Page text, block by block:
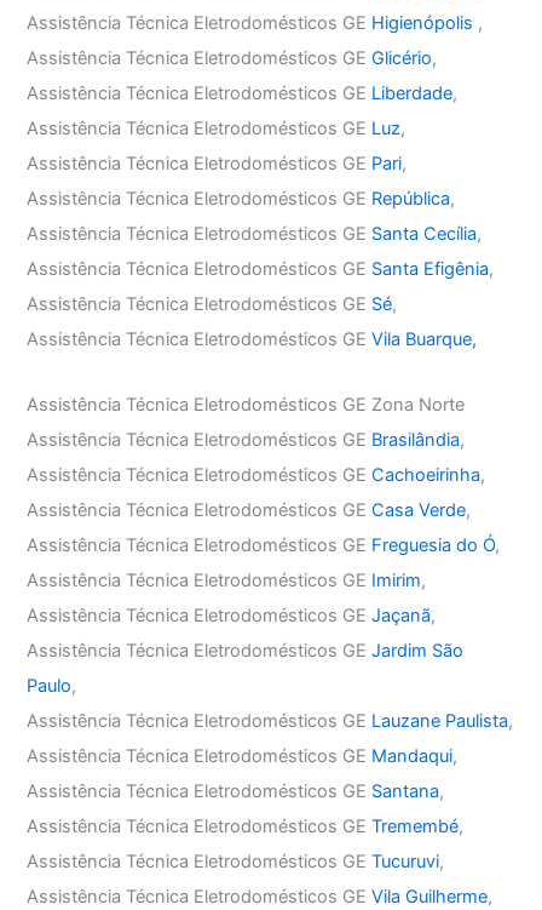
Assistência Técnica Eletrodomésticos GE Higienópolis ,
Assistência Técnica Eletrodomésticos GEGlicério,
Assistência Técnica Eletrodomésticos GE Liberdade,
Assistência Técnica Eletrodomésticos GE Luz,
Assistência Técnica Eletrodomésticos GE Pari,
Assistência Técnica Eletrodomésticos GE República,
Assistência Técnica Eletrodomésticos GE Santa Cecília,
Assistência Técnica Eletrodomésticos GE Santa Efigênia,
Assistência Técnica Eletrodomésticos GE Sé,
Assistência Técnica Eletrodomésticos GEVila Buarque,
Assistência Técnica Eletrodomésticos GE Zona Norte
Assistência Técnica Eletrodomésticos GE Brasilândia,
Assistência Técnica Eletrodomésticos GECachoeirinha,
Assistência Técnica Eletrodomésticos GECasa Verde,
Assistência Técnica Eletrodomésticos GE Freguesia do Ó,
Assistência Técnica Eletrodomésticos GE Imirim,
Assistência Técnica Eletrodomésticos GEJaçanã,
Assistência Técnica Eletrodomésticos GEJardim São
Paulo,
Assistência Técnica Eletrodomésticos GE Lauzane Paulista,
Assistência Técnica Eletrodomésticos GE Mandaqui,
Assistência Técnica Eletrodomésticos GE Santana,
Assistência Técnica Eletrodomésticos GETremembé,
Assistência Técnica Eletrodomésticos GETucuruvi,
Assistência Técnica Eletrodomésticos GEVila Guilherme,